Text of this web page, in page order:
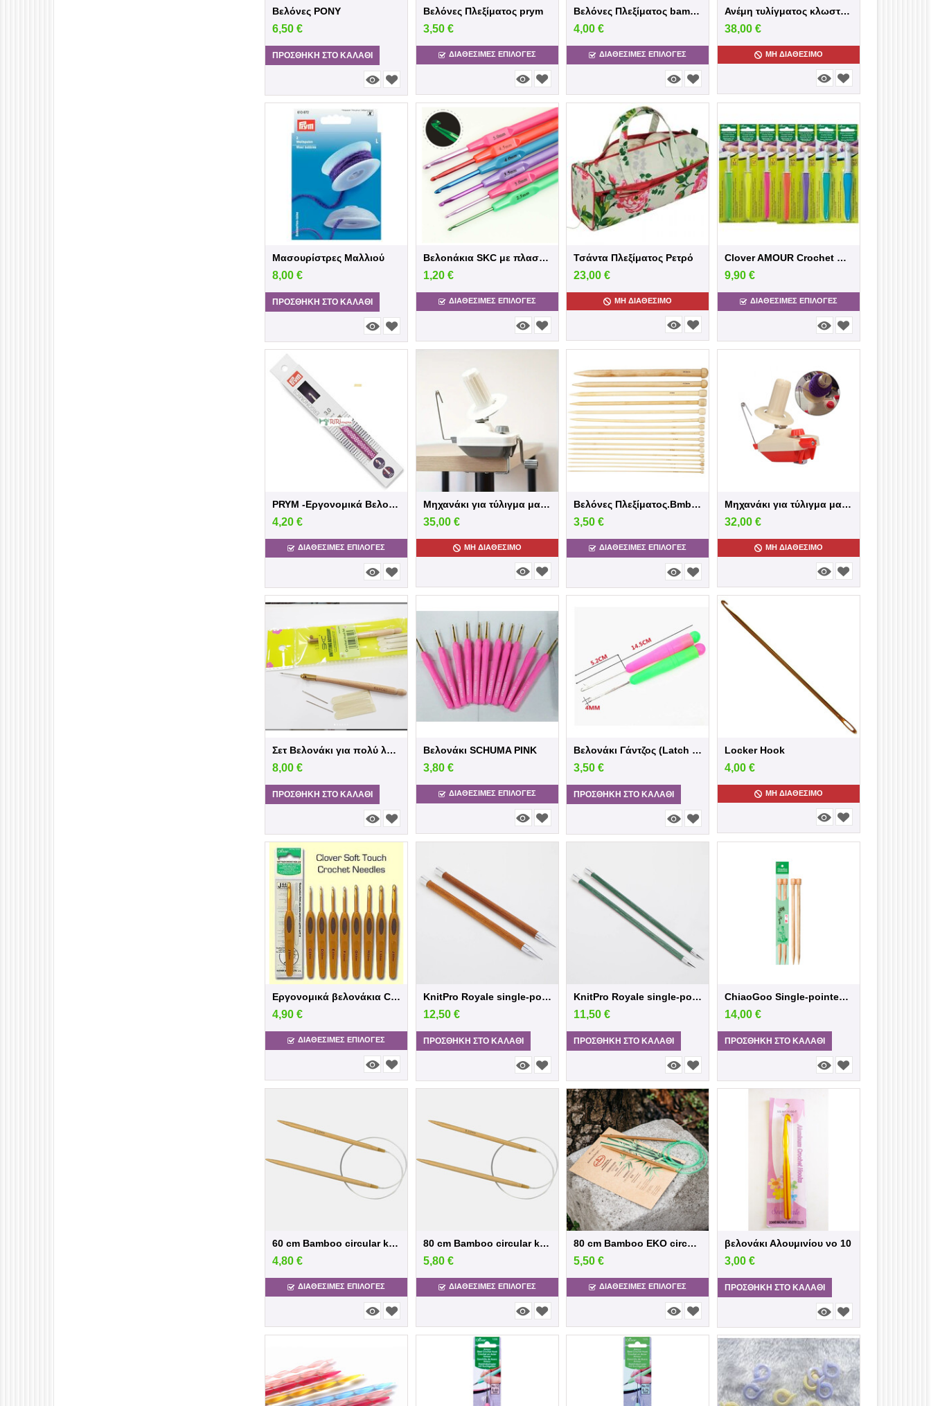
Βελόνες PONY
6,50 €
ΠΡΟΣΘΉΚΗ ΣΤΟ ΚΑΛΆΘΙ
Βελόνες Πλεξίματος prym
3,50 €
ΔΙΑΘΕΣΙΜΕΣ ΕΠΙΛΟΓΈΣ
Bελόνες Πλεξίματος bamboo Sew Mate
4,00 €
ΔΙΑΘΕΣΙΜΕΣ ΕΠΙΛΟΓΈΣ
Ανέμη τυλίγματος κλωστών επιτραπέζια
38,00 €
ΜΗ ΔΙΑΘΈΣΙΜΟ
Μασουρίστρες Μαλλιού
8,00 €
ΠΡΟΣΘΉΚΗ ΣΤΟ ΚΑΛΆΘΙ
Βελοnάκια SKC με πλαστική λαβή
1,20 €
ΔΙΑΘΕΣΙΜΕΣ ΕΠΙΛΟΓΈΣ
Τσάντα Πλεξίματος Ρετρό
23,00 €
ΜΗ ΔΙΑΘΈΣΙΜΟ
Clover AMOUR Crochet Hooks 6.5mm to 15mm
9,90 €
ΔΙΑΘΕΣΙΜΕΣ ΕΠΙΛΟΓΈΣ
PRYM -Εργονομικά Βελονάκια
4,20 €
ΔΙΑΘΕΣΙΜΕΣ ΕΠΙΛΟΓΈΣ
Μηχανάκι για τύλιγμα μαλλιού σε κουβάρι.
35,00 €
ΜΗ ΔΙΑΘΈΣΙΜΟ
Βελόνες Πλεξίματος.Bmboo 100%
3,50 €
ΔΙΑΘΕΣΙΜΕΣ ΕΠΙΛΟΓΈΣ
Μηχανάκι για τύλιγμα μαλλιού σε κουβάρι
32,00 €
ΜΗ ΔΙΑΘΈΣΙΜΟ
Σετ Βελονάκι για πολύ λεπτο πλέξιμο
8,00 €
ΠΡΟΣΘΉΚΗ ΣΤΟ ΚΑΛΆΘΙ
Βελονάκι SCHUMA PINK
3,80 €
ΔΙΑΘΕΣΙΜΕΣ ΕΠΙΛΟΓΈΣ
Βελονάκι Γάντζος (Latch hook for rug mak...
3,50 €
ΠΡΟΣΘΉΚΗ ΣΤΟ ΚΑΛΆΘΙ
Locker Hook
4,00 €
ΜΗ ΔΙΑΘΈΣΙΜΟ
Εργονομικά βελονάκια CLOVER
4,90 €
ΔΙΑΘΕΣΙΜΕΣ ΕΠΙΛΟΓΈΣ
KnitPro Royale single-pointed needle 30cm...
12,50 €
ΠΡΟΣΘΉΚΗ ΣΤΟ ΚΑΛΆΘΙ
KnitPro Royale single-pointed needle 30cm...
11,50 €
ΠΡΟΣΘΉΚΗ ΣΤΟ ΚΑΛΆΘΙ
ChiaoGoo Single-pointed needle wood 33cm-...
14,00 €
ΠΡΟΣΘΉΚΗ ΣΤΟ ΚΑΛΆΘΙ
60 cm Bamboo circular knitting needles
4,80 €
ΔΙΑΘΕΣΙΜΕΣ ΕΠΙΛΟΓΈΣ
80 cm Bamboo circular knitting needles
5,80 €
ΔΙΑΘΕΣΙΜΕΣ ΕΠΙΛΟΓΈΣ
80 cm Bamboo EKO circular knitting needles
5,50 €
ΔΙΑΘΕΣΙΜΕΣ ΕΠΙΛΟΓΈΣ
βελονάκι Αλουμινίου νο 10
3,00 €
ΠΡΟΣΘΉΚΗ ΣΤΟ ΚΑΛΆΘΙ